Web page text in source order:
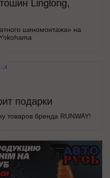
Linglong,
шиномонтажа» на
подарки
товаров бренда RUNWAY!